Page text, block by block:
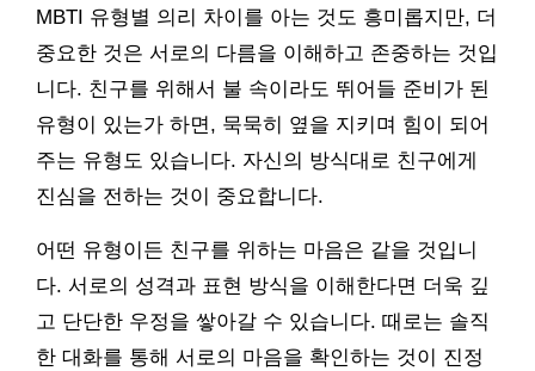
MBTI 유형별 의리 차이를 아는 것도 흥미롭지만, 더
중요한 것은 서로의 다름을 이해하고 존중하는 것입
니다. 친구를 위해서 불 속이라도 뛰어들 준비가 된
유형이 있는가 하면, 묵묵히 옆을 지키며 힘이 되어
주는 유형도 있습니다. 자신의 방식대로 친구에게
진심을 전하는 것이 중요합니다.
어떤 유형이든 친구를 위하는 마음은 같을 것입니
다. 서로의 성격과 표현 방식을 이해한다면 더욱 깊
고 단단한 우정을 쌓아갈 수 있습니다. 때로는 솔직
한 대화를 통해 서로의 마음을 확인하는 것이 진정